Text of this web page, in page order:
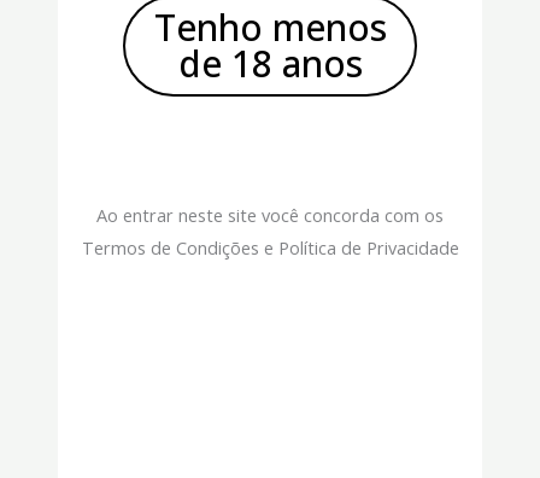
Tenho menos
de 18 anos
Ao entrar neste site você concorda com os
Termos de Condições e Política de Privacidade